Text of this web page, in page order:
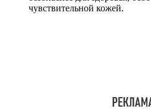
чувствительной кожей.